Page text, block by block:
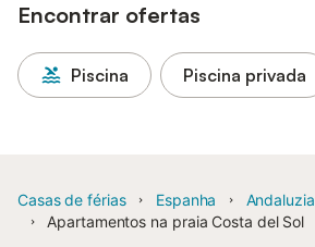
Encontrar ofertas
Piscina Piscina privada
Casas de férias Espanha Andaluzia
Apartamentos na praia Costa del Sol